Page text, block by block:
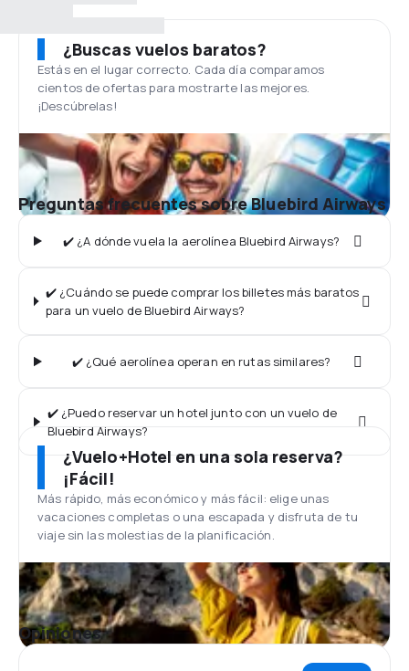
¿Buscas vuelos baratos?
Estás en el lugar correcto. Cada día comparamos
cientos de ofertas para mostrarte las mejores.
¡Descúbrelas!
Preguntas frecuentes sobre Bluebird Airways
✔️ ¿A dónde vuela la aerolínea Bluebird Airways?
✔️ ¿Cuándo se puede comprar los billetes más baratos
para un vuelo de Bluebird Airways?
✔️ ¿Qué aerolínea operan en rutas similares?
✔️ ¿Puedo reservar un hotel junto con un vuelo de
Bluebird Airways?
¿Vuelo+Hotel en una sola reserva?
¡Fácil!
Más rápido, más económico y más fácil: elige unas
vacaciones completas o una escapada y disfruta de tu
viaje sin las molestias de la planificación.
Opiniones